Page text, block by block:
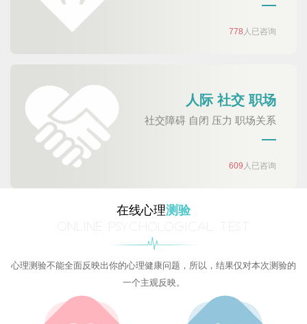
778 人已咨询
人际 社交 职场
社交障碍 自闭 压力 职场关系
609 人已咨询
在线心理测验
ONLINE PSYCHOLOGICAL TEST
心理测验不能全面反映出你的心理健康问题，所以，结果仅对本次测验的
一个主观反映。